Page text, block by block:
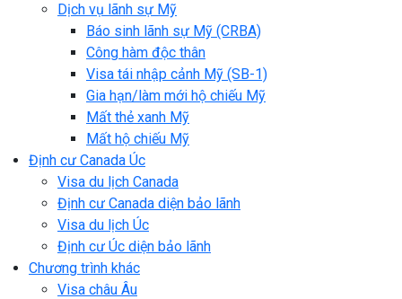
Dịch vụ lãnh sự Mỹ
Báo sinh lãnh sự Mỹ (CRBA)
Công hàm độc thân
Visa tái nhập cảnh Mỹ (SB-1)
Gia hạn/làm mới hộ chiếu Mỹ
Mất thẻ xanh Mỹ
Mất hộ chiếu Mỹ
Định cư Canada Úc
Visa du lịch Canada
Định cư Canada diện bảo lãnh
Visa du lịch Úc
Định cư Úc diện bảo lãnh
Chương trình khác
Visa châu Âu